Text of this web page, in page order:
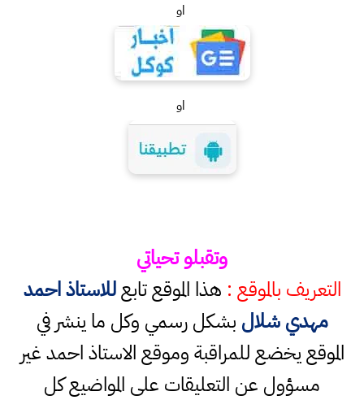
او
او
وتقبلو تحياتي
التعريف بالموقع : هذا الموقع تابعللاستاذ احمد
مهدي شلال بشكل رسمي وكل ما ينشر في
الموقع يخضع للمراقبة وموقع الاستاذ احمد غير
مسؤول عن التعليقات على المواضيع كل